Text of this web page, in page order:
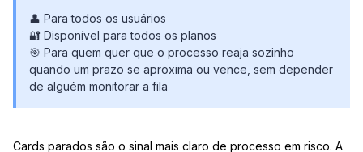
👤 Para todos os usuários
🔐 Disponível para todos os planos
🎯 Para quem quer que o processo reaja sozinho
quando um prazo se aproxima ou vence, sem depender
de alguém monitorar a fila
Cards parados são o sinal mais claro de processo em risco. A